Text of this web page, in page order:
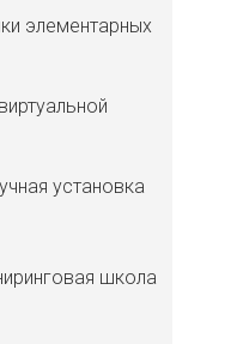
элементарных
установка
школа